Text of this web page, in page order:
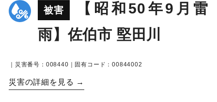
被害
【昭和50年9月雷
雨】佐伯市 堅田川
｜災害番号：008440｜固有コード：00844002
災害の詳細を見る →